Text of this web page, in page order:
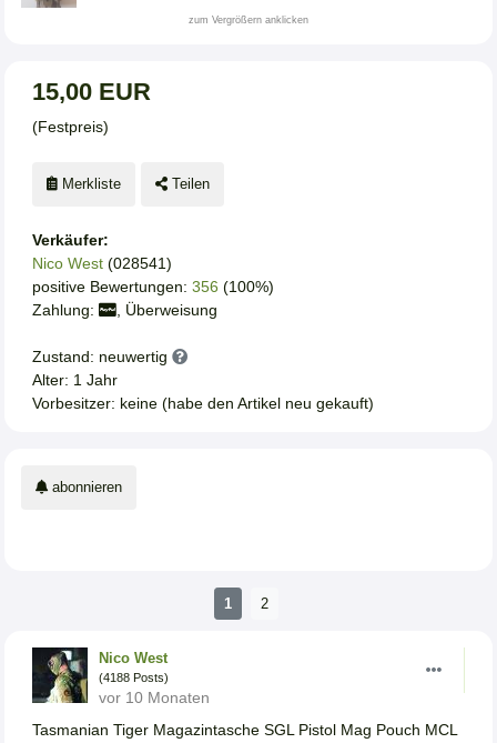
zum Vergrößern anklicken
15,00 EUR
(Festpreis)
Merkliste Teilen
Verkäufer:
Nico West (028541)
positive Bewertungen: 356 (100%)
Zahlung:
, Überweisung
Zustand: neuwertig
Alter: 1 Jahr
Vorbesitzer: keine (habe den Artikel neu gekauft)
abonnieren
1 2
Nico West
(4188 Posts)
vor 10 Monaten
Tasmanian Tiger Magazintasche SGL Pistol Mag Pouch MCL